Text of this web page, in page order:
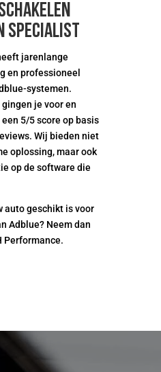
specialist
jarenlange
en professioneel
systemen.
je voor en
5/5 score op basis
Wij bieden niet
oplossing, maar ook
op de software die
auto geschikt is voor
Adblue? Neem dan
Performance.